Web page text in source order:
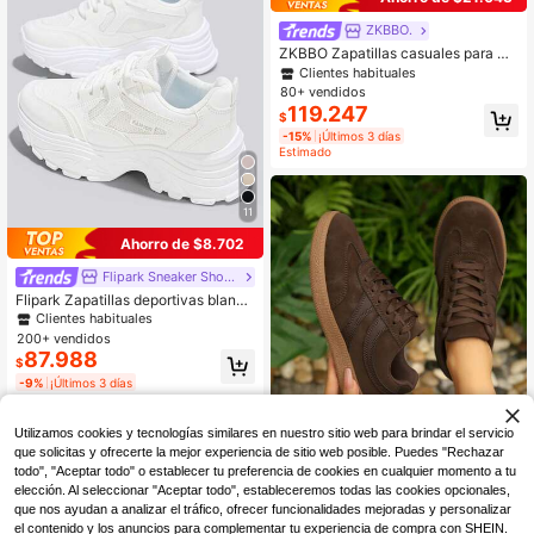
11
Ahorro de $8.702
Flipark Sneaker Shoes
Flipark Zapatillas deportivas blanca
s de suela gruesa con aumento de a
ltura interior para mujer, estilo nuev
o primavera/otoño, versátiles y cas
uales para mujeres de baja estatura
Clientes habituales
200+ vendidos
$87.988
-9% ¡Últimos 3 días
ZKBBO.
ZKBBO Zapatillas casuales para mu
jer, zapatos planos y cómodos para
fitness y caminar
Clientes habituales
80+ vendidos
$119.247
-15% ¡Últimos 3 días
Estimado
Utilizamos cookies y tecnologías similares en nuestro sitio web para brindar el servicio
que solicitas y ofrecerte la mejor experiencia de sitio web posible. Puedes "Rechazar
todo", "Aceptar todo" o establecer tu preferencia de cookies en cualquier momento a tu
elección. Al seleccionar "Aceptar todo", estableceremos todas las cookies opcionales,
que nos ayudan a analizar el tráfico, ofrecer funcionalidades mejoradas y personalizar
el contenido y los anuncios para complementar tu experiencia de compra con SHEIN.